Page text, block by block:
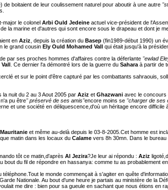
boitaient de leur coulissement naturel pour aboutir à une autre
le colonel Arbi Ould Jedeine actuel vice-président de
la marine et d'autres qui sont encore sous le drapeau et dont je
en Aziz, depuis la création du Basep (fin1989-début 1990) un
le grand cousin Ely Ould Mohamed Vall qui était jusqu'à la
par ses proches hommes d'affaires contre la déferlante "ewlad
. Ce dernier l'a démontré lors de la guerre du Saharaà partir de
et sur le point d'être capturé par les combattants sahraouis,
nuit du 2 au 3 Aout 2005 par Aziz et Ghazwani avec le concours
pu être" préservé de ses amis"encore moins se "charger de ses
et une société en déliquescence,d'où un héritage encore difficile
Mauritanie et même au-delà depuis le 03-8-2005.Cet homme est
matin dans les locaux du Calame vers 8h 30mn. Dans le
tôt ce matin,d'après Al Jezira?Je leur ai répondu : Aziz
bout du fil de répondre en hassanya: comme tu as probablement
le monde commençait à s'agiter en quête
Nationale. Au bout d'une heure je partais au ministère de la
me dire : bien pour sa gueule en sachant que nous étions en